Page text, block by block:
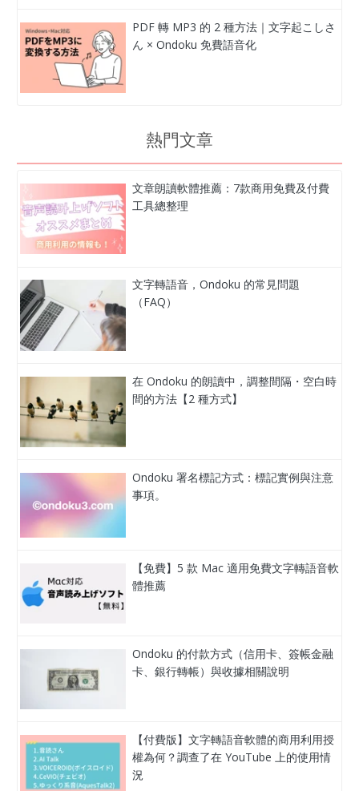
PDF 轉 MP3 的 2 種方法｜文字起こしさ
ん × Ondoku 免費語音化
熱門文章
文章朗讀軟體推薦：7款商用免費及付費
工具總整理
文字轉語音，Ondoku 的常見問題
（FAQ）
在 Ondoku 的朗讀中，調整間隔・空白時
間的方法【2 種方式】
Ondoku 署名標記方式：標記實例與注意
事項。
【免費】5 款 Mac 適用免費文字轉語音軟
體推薦
Ondoku 的付款方式（信用卡、簽帳金融
卡、銀行轉帳）與收據相關說明
【付費版】文字轉語音軟體的商用利用授
權為何？調查了在 YouTube 上的使用情
況